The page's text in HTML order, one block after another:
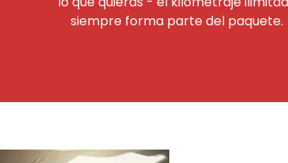
siempre forma parte del paquete.